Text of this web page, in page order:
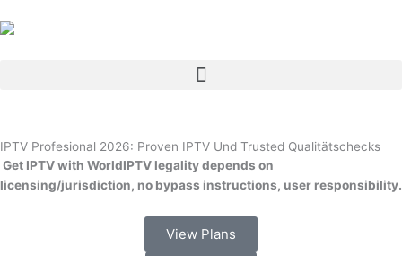
to
Menu
IPTV Profesional 2026: Proven IPTV Und Trusted Qualitätschecks
Get IPTV with WorldIPTV legality depends on
licensing/jurisdiction, no bypass instructions, user responsibility.
View Plans